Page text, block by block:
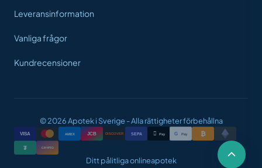
Leveransinformation
Vanliga frågor
Kundrecensioner
© 2026 Apotek i Sverige - Alla rättigheter förbehållna
VISA AMEX JCB DISCOVER SEPA  Pay G Pay ₿
₮ CRYPTO
Ditt pålitliga onlineapotek